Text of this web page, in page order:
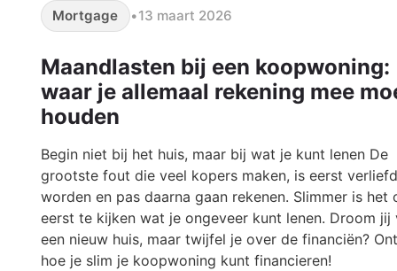
Mortgage •13 maart 2026
Maandlasten bij een koopwoning:
waar je allemaal rekening mee
houden
Begin niet bij het huis, maar bij wat je kunt lenen De
grootste fout die veel kopers maken, is eerst verliefd
worden en pas daarna gaan rekenen. Slimmer is het
eerst te kijken wat je ongeveer kunt lenen. Droom jij
een nieuw huis, maar twijfel je over de financiën?
hoe je slim je koopwoning kunt financieren!